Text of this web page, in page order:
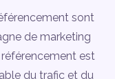
sont
de marketing
est
du trafic et du